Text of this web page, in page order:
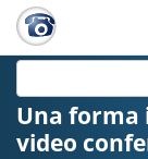
Una forma
video